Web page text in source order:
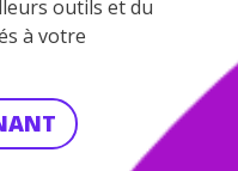
outils et du
à votre